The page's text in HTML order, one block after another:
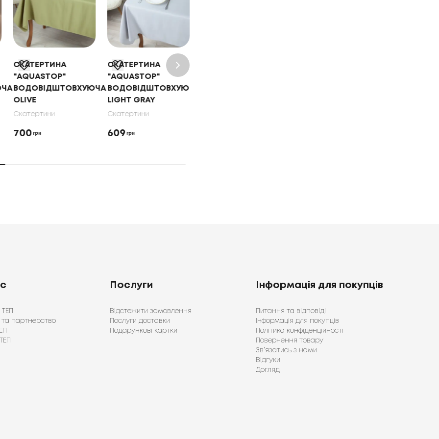
СКАТЕРТИНА
"AQUASTOP"
ВОДОВІДШТОВХУЮЧА
OLIVE
Скатертини
700 грн
СКАТЕРТИНА
"AQUASTOP"
ВОДОВІДШТОВХУЮЧА
LIGHT GRAY
Скатертини
609 грн
та партнерство
Послуги
Відстежити замовлення
Послуги доставки
Подарункові картки
Інформація для покупців
Питання та відповіді
Інформація для покупців
Політика конфіденційності
Повернення товару
Зв’язатись з нами
Відгуки
Догляд